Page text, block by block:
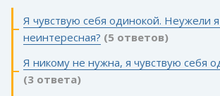
Я чувствую себя одинокой. Неужели я
неинтересная? (5 ответов)
Я никому не нужна, я чувствую себя
(3 ответа)